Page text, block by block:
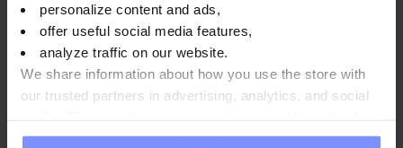
personalize content and ads,
offer useful social media features,
analyze traffic on our website.
We share information about how you use the store with
our trusted partners in advertising, analytics, and social
information you have provided to them or that they have
Hersteller
FAQ